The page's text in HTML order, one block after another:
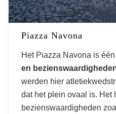
Piazza Navona
Het Piazza Navona is
en
werden hier
dat het plein ovaal is. Het
bezienswaardigheden